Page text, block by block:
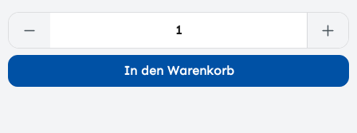
Produkt Anzahl: Gib den gewünschten
In den Warenkorb